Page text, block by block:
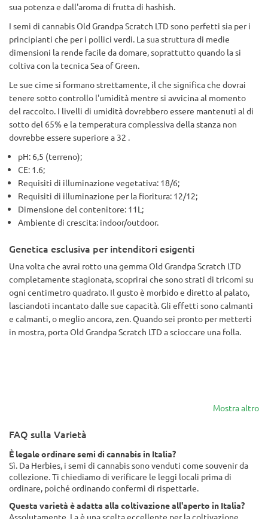
sua potenza e dall'aroma di frutta di hashish.
I semi di cannabis Old Grandpa Scratch LTD sono perfetti sia per i
principianti che per i pollici verdi. La sua struttura di medie
dimensioni la rende facile da domare, soprattutto quando la si
coltiva con la tecnica Sea of Green.
Le sue cime si formano strettamente, il che significa che dovrai
tenere sotto controllo l'umidità mentre si avvicina al momento
del raccolto. I livelli di umidità dovrebbero essere mantenuti al di
sotto del 65% e la temperatura complessiva della stanza non
dovrebbe essere superiore a 32 .
pH: 6,5 (terreno);
CE: 1.6;
Requisiti di illuminazione vegetativa: 18/6;
Requisiti di illuminazione per la fioritura: 12/12;
Dimensione del contenitore: 11L;
Ambiente di crescita: indoor/outdoor.
Genetica esclusiva per intenditori esigenti
Una volta che avrai rotto una gemma Old Grandpa Scratch LTD
completamente stagionata, scoprirai che sono strati di tricomi su
ogni centimetro quadrato. Il gusto è morbido e diretto al palato,
lasciandoti incantato dalle sue capacità. Gli effetti sono calmanti
e calmanti, o meglio ancora, zen. Quando sei pronto per metterti
in mostra, porta Old Grandpa Scratch LTD a scioccare una folla.
Mostra altro
FAQ sulla Varietà
È legale ordinare semi di cannabis in Italia?
Sì. Da Herbies, i semi di cannabis sono venduti come souvenir da
collezione. Ti chiediamo di verificare le leggi locali prima di
ordinare, poiché ordinando confermi di rispettarle.
Questa varietà è adatta alla coltivazione all'aperto in Italia?
Assolutamente. La è una scelta eccellente per la coltivazione